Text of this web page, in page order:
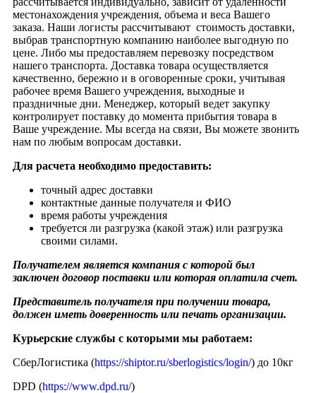
местонахождения учреждения, объема и веса Вашего
заказа. Наши логисты рассчитывают стоимость доставки,
выбрав транспортную компанию наиболее выгодную по
цене. Либо мы предоставляем перевозку посредством
нашего транспорта. Доставка товара осуществляется
качественно, бережно и в оговоренные сроки, учитывая
рабочее время Вашего учреждения, выходные и
праздничные дни. Менеджер, который ведет закупку
контролирует поставку до момента прибытия товара в
Ваше учреждение. Мы всегда на связи, Вы можете звонить
нам по любым вопросам доставки.
Для расчета необходимо предоставить:
точный адрес доставки
контактные данные получателя и ФИО
время работы учреждения
требуется ли разгрузка (какой этаж) или разгрузка
своими силами.
Получателем является компания с которой был
заключен договор поставки или которая оплатила счет.
Представитель получателя при получении товара,
должен иметь доверенность или печать организации.
Курьерские службы с которыми мы работаем:
СберЛогистика (https://shiptor.ru/sberlogistics/login/) до 10кг
DPD (https://www.dpd.ru/)